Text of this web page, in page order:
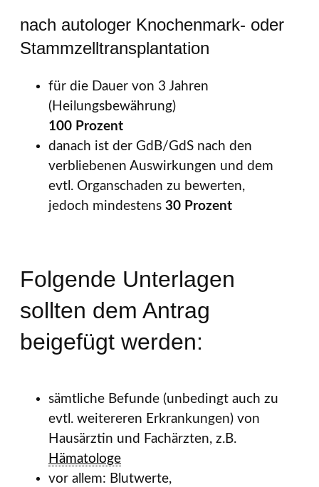
nach autologer Knochenmark- oder
Stammzelltransplantation
für die Dauer von 3 Jahren
(Heilungsbewährung)
100 Prozent
danach ist der GdB/GdS nach den
verbliebenen Auswirkungen und dem
evtl. Organschaden zu bewerten,
jedoch mindestens 30 Prozent
Folgende Unterlagen
sollten dem Antrag
beigefügt werden:
sämtliche Befunde (unbedingt auch zu
evtl. weitereren Erkrankungen) von
Hausärztin und Fachärzten, z.B.
Hämatologe
vor allem: Blutwerte,